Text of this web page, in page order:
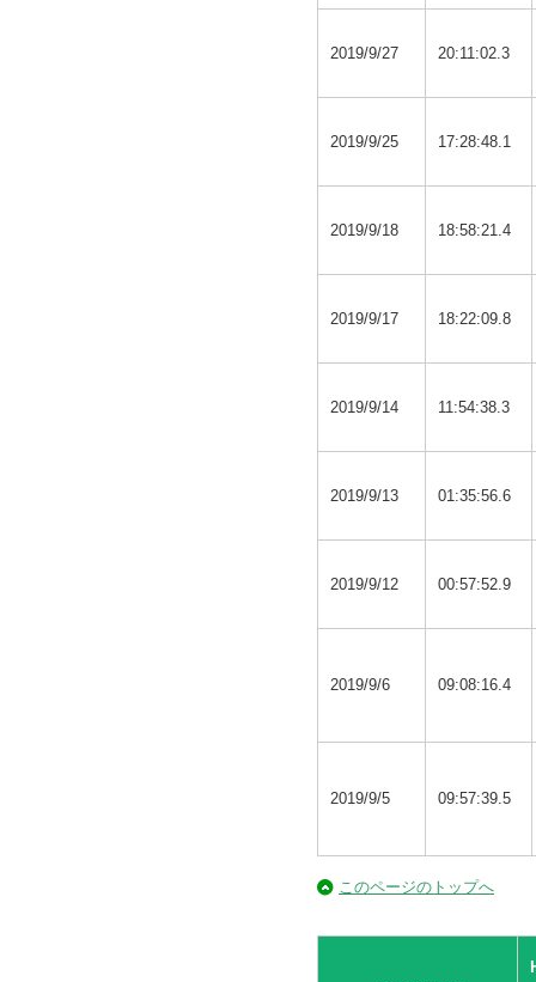
2019/9/27 20:11:02.3
2019/9/25 17:28:48.1
2019/9/18 18:58:21.4
2019/9/17 18:22:09.8
2019/9/14 11:54:38.3
2019/9/13 01:35:56.6
2019/9/12 00:57:52.9
2019/9/6 09:08:16.4
2019/9/5 09:57:39.5
このページのトップへ